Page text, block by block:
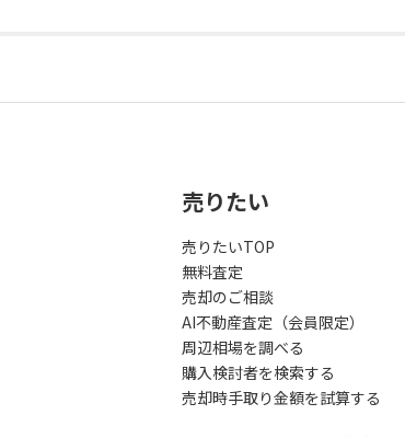
売りたい
売りたいTOP
無料査定
売却のご相談
AI不動産査定（会員限定）
周辺相場を調べる
購入検討者を検索する
売却時手取り金額を試算する